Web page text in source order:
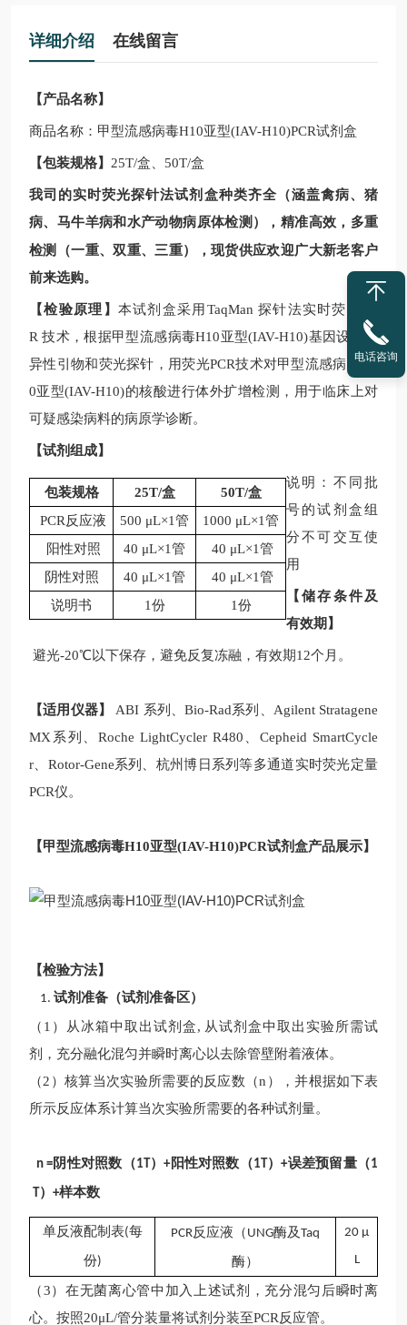
详细介绍 在线留言
【产品名称】
商品名称： 甲型流感病毒H10亚型(IAV-H10)PCR试剂盒
【包装规格】 25T/盒、 50T/盒
我司的实时荧光探针法试剂盒种类齐全（涵盖禽病、猪
病、马牛羊病和水产动物病原体检测），精准高效，多重
检测（一重、双重、三重）， 现货供应欢迎广大新老客户
前来选购。
【检验原理】 本试剂盒采用 TaqMan 探针法实时荧光
R技术，根据甲型流感病毒H10亚型(IAV-H10)基因设计特
异性引物和荧光探针，用荧光PCR技术对甲型流感病毒H1
0亚型(IAV-H10)的核酸进行体外扩增检测，用于临床上对
可疑感染病料的病原学诊断。
【试剂组成】
包装规格 25T/盒 50T/盒
PCR反应液
500 μL×1管
1000 μL×1管
阳性对照
40 μL×1管
40 μL×1管
阴性对照
40 μL×1管
40 μL×1管
说明书
1份 1份
说明：不同批
号的试剂盒组
分不可交互使
用
【储存条件及
有效期】
避光-20℃以下保存，避免反复冻融，有效期12个月。
【适用仪器】
ABI 系列、Bio-Rad系列、Agilent Stratagene
MX系列、Roche LightCycler R480、Cepheid SmartCycle
r、Rotor-Gene系列、杭州博日系列等多通道实时荧光定量
PCR仪。
【甲型流感病毒H10亚型(IAV-H10)PCR试剂盒产品展示】
【检验方法】
1. 试剂准备（试剂准备区）
（ 1）从冰箱中取出试剂盒, 从试剂盒中取出实验所需试
剂，充分融化混匀并瞬时离心以去除管壁附着液体。
（2）核算当次实验所需要的反应数（n），并根据如下表
所示反应体系计算当次实验所需要的各种试剂量。
n = 阴性对照数（1T）+阳性对照数（1T）+误差预留量（1
T） +样本数
单反液配制表(每
份)
PCR反应液 （ UNG酶及 Taq
酶）
20 μ
L
（3）在无菌离心管中加入上述试剂，充分混匀后瞬时离
心。按照20μL/管分装量将试剂分装至PCR反应管。
电话咨询